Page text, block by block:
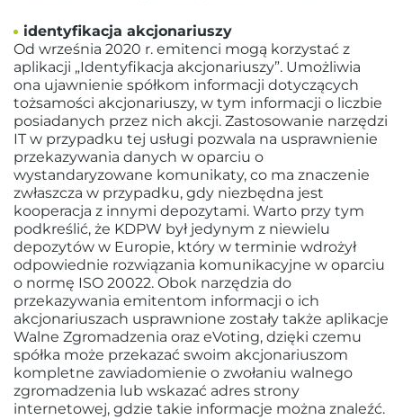
identyfikacja akcjonariuszy
Od września 2020 r. emitenci mogą korzystać z
aplikacji „Identyfikacja akcjonariuszy”. Umożliwia
ona ujawnienie spółkom informacji dotyczących
tożsamości akcjonariuszy, w tym informacji o liczbie
posiadanych przez nich akcji. Zastosowanie narzędzi
IT w przypadku tej usługi pozwala na usprawnienie
przekazywania danych w oparciu o
wystandaryzowane komunikaty, co ma znaczenie
zwłaszcza w przypadku, gdy niezbędna jest
kooperacja z innymi depozytami. Warto przy tym
podkreślić, że KDPW był jedynym z niewielu
depozytów w Europie, który w terminie wdrożył
odpowiednie rozwiązania komunikacyjne w oparciu
o normę ISO 20022. Obok narzędzia do
przekazywania emitentom informacji o ich
akcjonariuszach usprawnione zostały także aplikacje
Walne Zgromadzenia oraz eVoting, dzięki czemu
spółka może przekazać swoim akcjonariuszom
kompletne zawiadomienie o zwołaniu walnego
zgromadzenia lub wskazać adres strony
internetowej, gdzie takie informacje można znaleźć.